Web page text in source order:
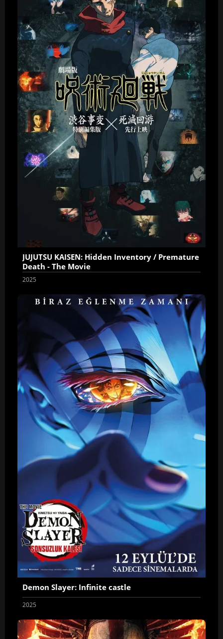
JUJUTSU KAISEN: Hidden Inventory / Premature
Death - The Movie
2025
Demon Slayer: Infinite castle
2025